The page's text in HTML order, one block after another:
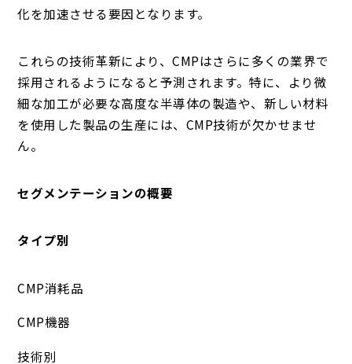
化を加速させる要因となります。
これらの技術革新により、CMPはさらに多くの業界で
採用されるようになると予測されます。特に、より微
細な加工が必要な高度な半導体の製造や、新しい材料
を使用した製品の生産には、CMP技術が欠かせませ
ん。
セグメンテーションの概要
タイプ別
CMP消耗品
CMP機器
技術別